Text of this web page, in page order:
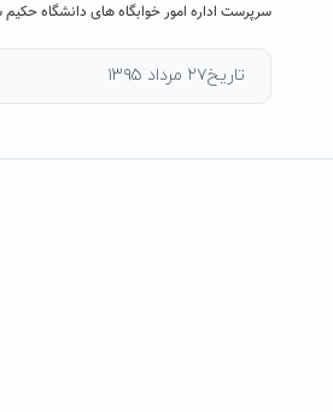
سرپرست اداره امور خوابگاه های دانشگاه
تاریخ۲۷ مرداد ۱۳۹۵